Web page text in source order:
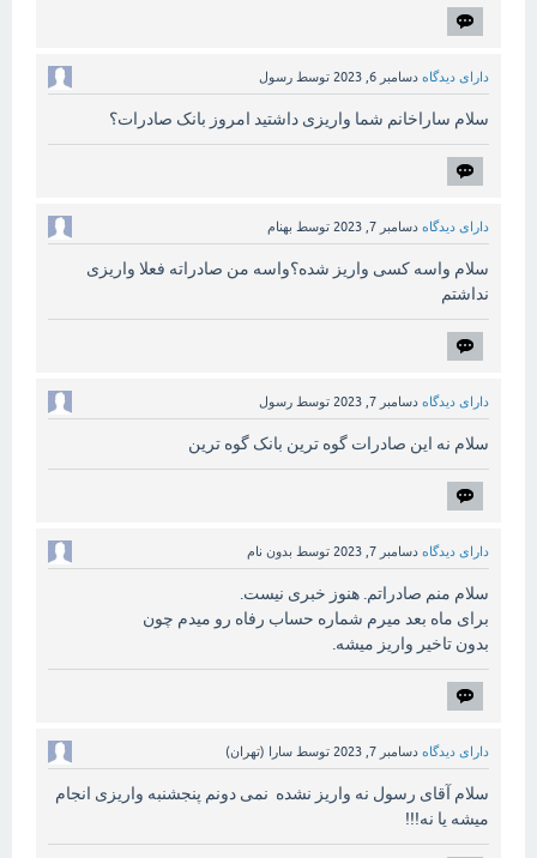
دارای دیدگاه دسامبر 6, 2023 توسط رسول
سلام ساراخانم شما واریزی داشتید امروز بانک صادرات؟
دارای دیدگاه دسامبر 7, 2023 توسط بهنام
سلام واسه کسی واریز شده؟واسه من صادراته فعلا واریزی
نداشتم
دارای دیدگاه دسامبر 7, 2023 توسط رسول
سلام نه این صادرات گوه ترین بانک گوه ترین
دارای دیدگاه دسامبر 7, 2023 توسط بدون نام
سلام منم صادراتم. هنوز خبری نیست.
برای ماه بعد میرم شماره حساب رفاه رو میدم چون
بدون تاخیر واریز میشه.
دارای دیدگاه دسامبر 7, 2023 توسط سارا (تهران)
سلام آقای رسول نه واریز نشده نمی دونم پنجشنبه واریزی انجام
میشه یا نه!!!